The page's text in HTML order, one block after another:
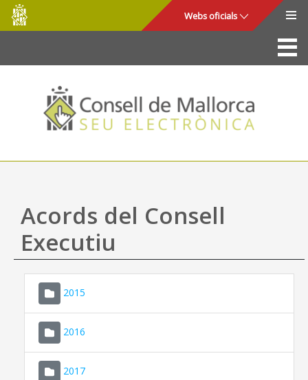
Salta al contingut principal
Consell
de
Mallorca
Webs oficials
La Seu
Consell de Mallorca
Accés i seguretat
Utilitats
Ajuda
Acords del Consell
Executiu
2015
2016
2017